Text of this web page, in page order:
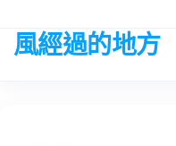
the
風經過的地方